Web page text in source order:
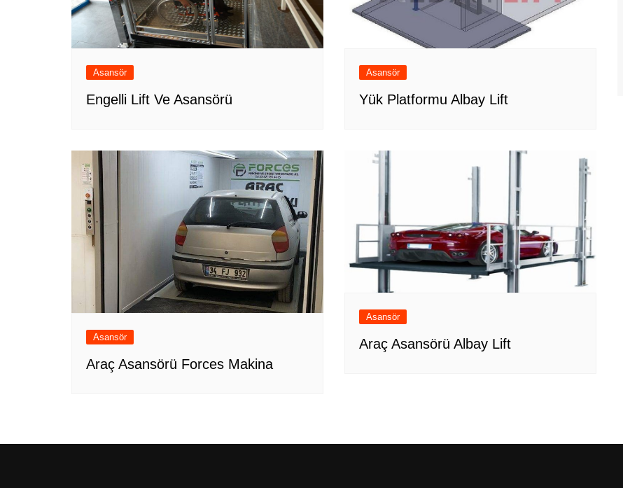
Asansör
Engelli Lift Ve Asansörü
Asansör
Yük Platformu Albay Lift
Asansör
Araç Asansörü Forces Makina
Asansör
Araç Asansörü Albay Lift